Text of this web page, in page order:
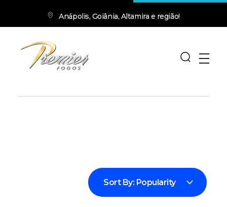
Anápolis, Goiânia, Altamira e região!
Sort By: Popularity